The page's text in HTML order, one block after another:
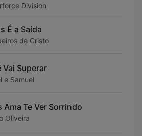
Division
É a Saída
de Cristo
Vai Superar
e Samuel
Ama Te Ver Sorrindo
Oliveira